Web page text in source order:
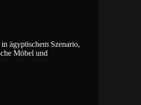
ägyptischem Szenario,
Möbel und